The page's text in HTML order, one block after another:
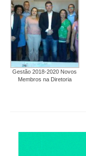
Fale Conosco
NEP
Gestão 2018-2020 Novos
Membros na Diretoria